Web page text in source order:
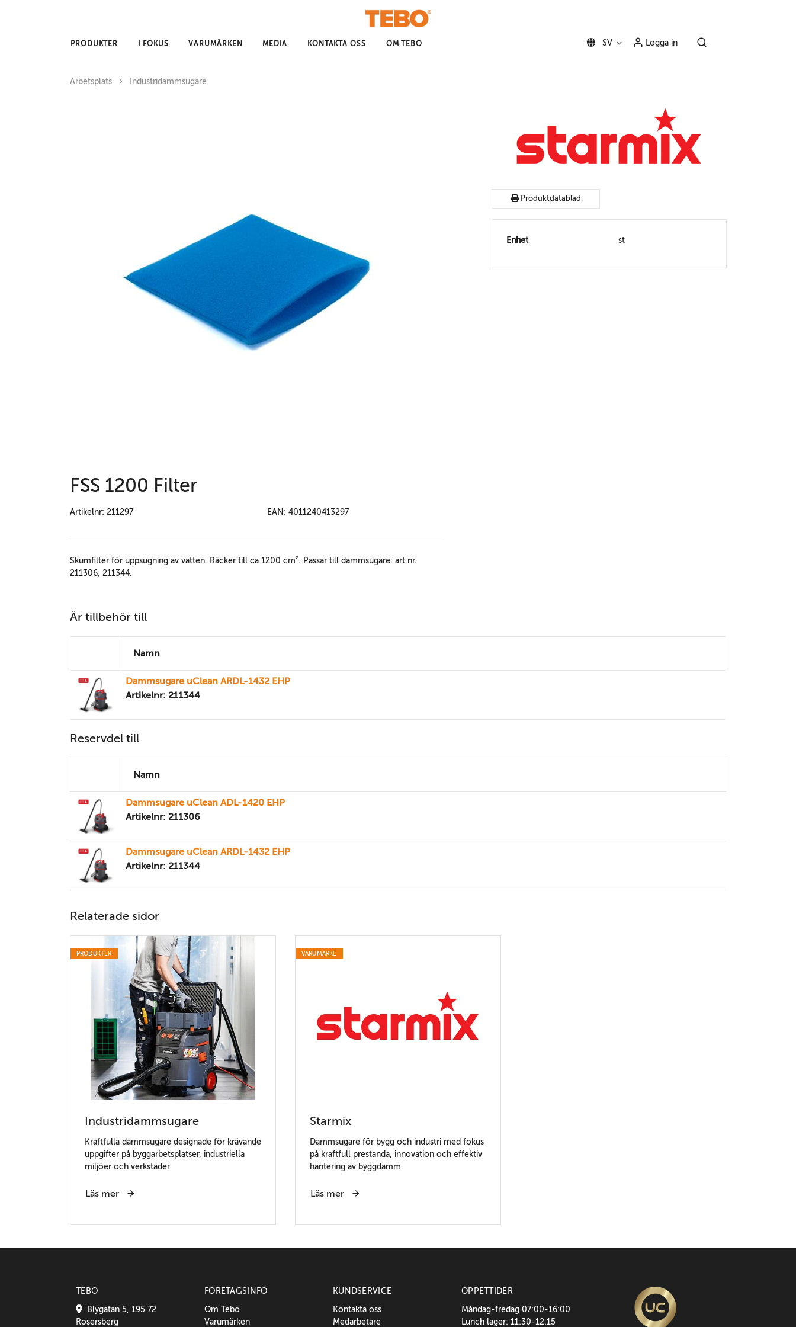
PRODUKTER I FOKUS VARUMÄRKEN MEDIA KONTAKTA OSS OM TEBO SV Logga in
Arbetsplats Industridammsugare
FSS 1200 Filter
Artikelnr: 211297 EAN: 4011240413297
Skumfilter för uppsugning av vatten. Räcker till ca 1200 cm². Passar till dammsugare: art.nr.
211306, 211344.
Produktdatablad
Enhet st
Är tillbehör till
Namn
Dammsugare uClean ARDL-1432 EHP
Artikelnr: 211344
Reservdel till
Namn
Dammsugare uClean ADL-1420 EHP
Artikelnr: 211306
Dammsugare uClean ARDL-1432 EHP
Artikelnr: 211344
Relaterade sidor
PRODUKTER
Industridammsugare
Kraftfulla dammsugare designade för krävande
uppgifter på byggarbetsplatser, industriella
miljöer och verkstäder
Läs mer
VARUMÄRKE
Starmix
Dammsugare för bygg och industri med fokus
på kraftfull prestanda, innovation och effektiv
hantering av byggdamm.
Läs mer
TEBO
Blygatan 5, 195 72
Rosersberg
FÖRETAGSINFO
Om Tebo
Varumärken
KUNDSERVICE
Kontakta oss
Medarbetare
ÖPPETTIDER
Måndag-fredag 07:00-16:00
Lunch lager: 11:30-12:15